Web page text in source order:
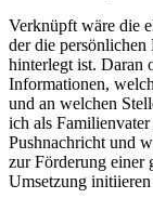
Verknüpft wäre die
der die
hinterlegt ist. Daran
Informationen,
und an welchen
ich als
Pushnachricht und
zur Förderung einer
Umsetzung